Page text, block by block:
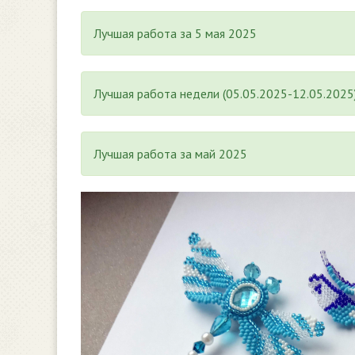
Лучшая работа за 5 мая 2025
Лучшая работа недели (05.05.2025-
Лучшая работа за май 2025